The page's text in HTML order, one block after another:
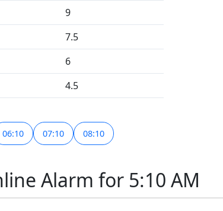
9
7.5
6
4.5
06:10 07:10 08:10
Alarm for 5:10 AM